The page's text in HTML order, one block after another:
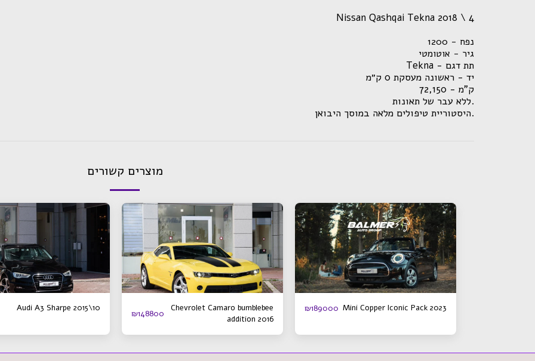
Nissan Qashqai Tekna 2018 \ 4
נפח - 1200
גיר - אוטומטי
תת דגם - Tekna
יד - ראשונה מעסקת 0 ק״מ
ק”מ - 72,150
.ללא עבר של תאונות
.היסטוריית טיפולים מלאה במוסך היבואן
מוצרים קשורים
Mini Copper Iconic Pack 2023
₪189000
Chevrolet Camaro bumblebee
addition 2016
₪148800
Audi A3 Sharpe 2015\10